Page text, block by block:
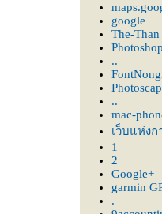
google
The-Than
..
..
mac-
เว็บแห่ง
1
2
Google+
garmin
.